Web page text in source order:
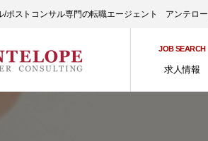
/ポストコンサル専門の転職エージェント アンテロ
JOB SEARCH
求人情報